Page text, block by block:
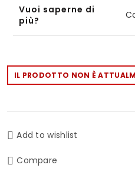
Vuoi saperne di
più?
IL PRODOTTO NON È
Add to wishlist
Compare